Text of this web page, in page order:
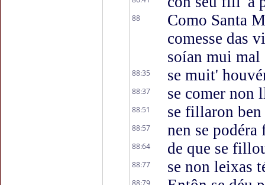
88
Como Santa
comesse das
soían mui mal
88:35 se muit'
88:37 se comer non
88:51 se fillaron
88:57 nen se podéra
88:64 de que se
88:77 se non leixas
88:79